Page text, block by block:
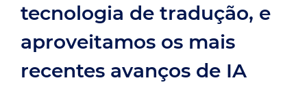
tecnologia de tradução, e
aproveitamos os mais
recentes avanços de IA